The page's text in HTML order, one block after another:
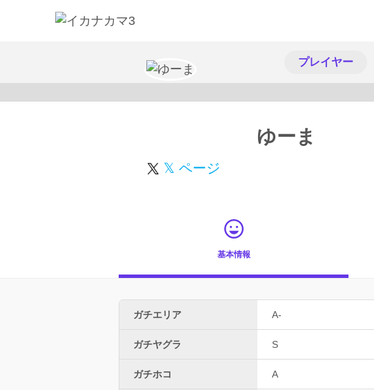
プレイヤー
ゆーま
𝕏 ページ
基本情報
ガチエリア A-
ガチヤグラ S
ガチホコ A